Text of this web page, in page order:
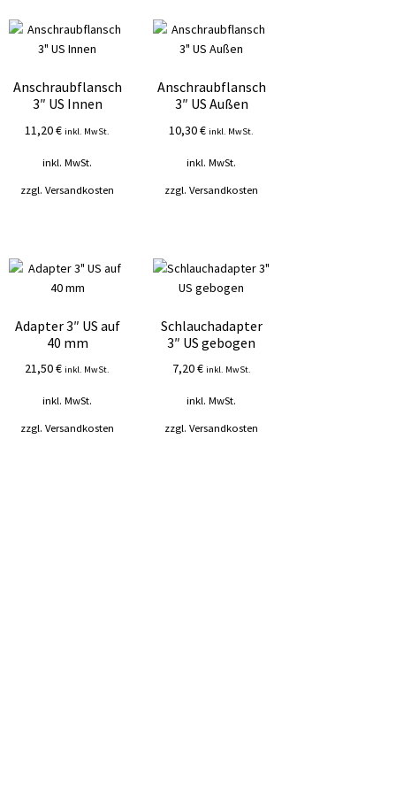
Anschraubflansch
3″ US Innen
11,20€ inkl. MwSt.
inkl. MwSt.
zzgl.Versandkosten
Anschraubflansch
3″ US Außen
10,30€ inkl. MwSt.
inkl. MwSt.
zzgl.Versandkosten
Adapter 3″ US auf
40 mm
21,50€ inkl. MwSt.
inkl. MwSt.
zzgl.Versandkosten
Schlauchadapter
3″ US gebogen
7,20€ inkl. MwSt.
inkl. MwSt.
zzgl.Versandkosten